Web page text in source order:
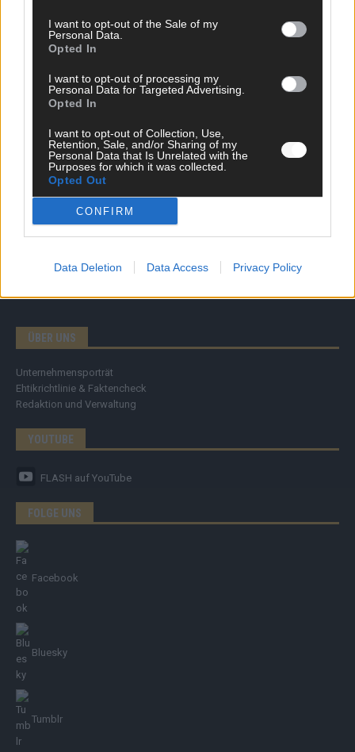
I want to opt-out of the Sale of my
Personal Data.
Opted In
I want to opt-out of processing my
Personal Data for Targeted Advertising.
Opted In
I want to opt-out of Collection, Use,
Retention, Sale, and/or Sharing of my
Personal Data that Is Unrelated with the
Purposes for which it was collected.
Opted Out
CONFIRM
Data Deletion Data Access Privacy Policy
DIREKT ZUM THEMA
Money Matters
Tipps & Tricks
Brainpower
Specials
Meinung
Streams & Storys
FLASH – DAS VIDEOPORTAL
ÜBER UNS
Unternehmensporträt
Ehtikrichtlinie & Faktencheck
Redaktion und Verwaltung
YOUTUBE
FLASH auf YouTube
FOLGE UNS
Facebook
Bluesky
Tumblr